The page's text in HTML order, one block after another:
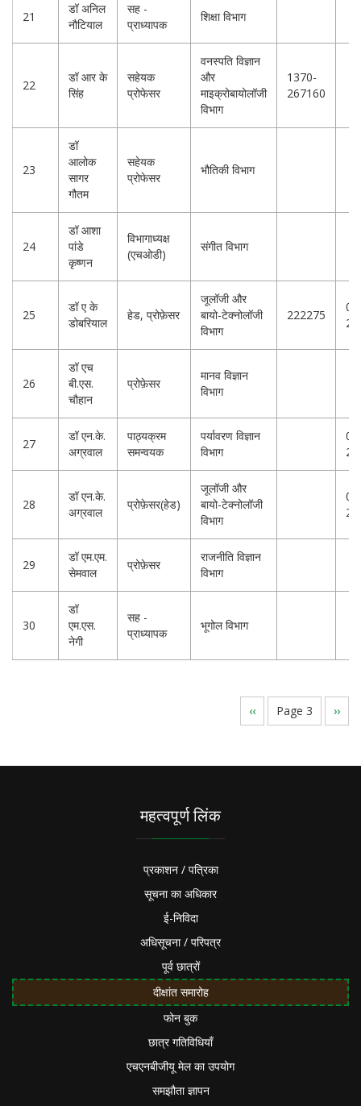
21
डॉ अनिल
नौटियाल
सह -
प्राध्यापक
शिक्षा विभाग
22
डॉ आर के
सिंह
सहेयक
प्रोफेसर
वनस्पति विज्ञान
और
माइक्रोबायोलॉजी
विभाग
1370-
267160
23
डॉ
आलोक
सागर
गौतम
सहेयक
प्रोफेसर
भौतिकी विभाग
24
डॉ आशा
पांडे
कृष्णन
विभागाध्यक्ष
(एचओडी)
संगीत विभाग
25
डॉ ए के
डोबरियाल
हेड, प्रोफ़ेसर
जूलॉजी और
बायो-टेक्नोलॉजी
विभाग
222275
26
डॉ एच
बी.एस.
चौहान
प्रोफ़ेसर
मानव विज्ञान
विभाग
27
डॉ एन.के.
अग्रवाल
पाठ्यक्रम
समन्वयक
पर्यावरण विज्ञान
विभाग
28
डॉ एन.के.
अग्रवाल
प्रोफ़ेसर(हेड)
जूलॉजी और
बायो-टेक्नोलॉजी
विभाग
29
डॉ एम.एम.
सेमवाल
प्रोफ़ेसर
राजनीति विज्ञान
विभाग
30
डॉ
एम.एस.
नेगी
सह -
प्राध्यापक
भूगोल विभाग
Pagination
Previous
page
‹‹ Page 3
Next
page
››
महत्वपूर्ण लिंक
प्रकाशन / पत्रिका
सूचना का अधिकार
ई-निविदा
अधिसूचना / परिपत्र
पूर्व छात्रों
दीक्षांत समारोह
फोन बुक
छात्र गतिविधियाँ
एचएनबीजीयू मेल का उपयोग
समझौता ज्ञापन